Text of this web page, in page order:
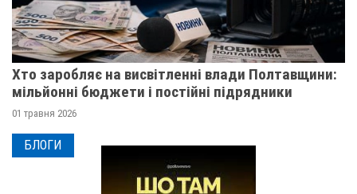
Хто заробляє на висвітленні влади Полтавщини:
мільйонні бюджети і постійні підрядники
01 травня 2026
БЛОГИ